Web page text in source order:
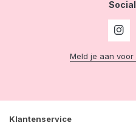
Meld je aan
Klantenservice